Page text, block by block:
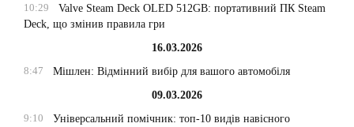
10:29
Valve Steam Deck OLED 512GB: портативний ПК Steam
Deck, що змінив правила гри
16.03.2026
8:47
Мішлен: Відмінний вибір для вашого автомобіля
09.03.2026
9:10
Універсальний помічник: топ-10 видів навісного